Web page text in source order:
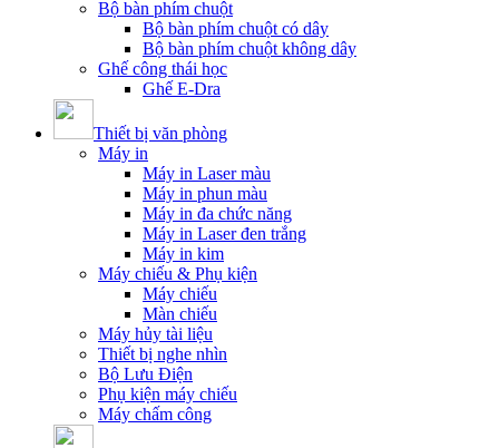
Bộ bàn phím chuột
Bộ bàn phím chuột có dây
Bộ bàn phím chuột không dây
Ghế công thái học
Ghế E-Dra
Thiết bị văn phòng
Máy in
Máy in Laser màu
Máy in phun màu
Máy in đa chức năng
Máy in Laser đen trắng
Máy in kim
Máy chiếu & Phụ kiện
Máy chiếu
Màn chiếu
Máy hủy tài liệu
Thiết bị nghe nhìn
Bộ Lưu Điện
Phụ kiện máy chiếu
Máy chấm công